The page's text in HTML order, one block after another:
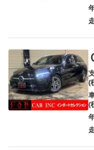
(
(